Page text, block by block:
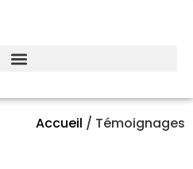
Accueil / Témoignages